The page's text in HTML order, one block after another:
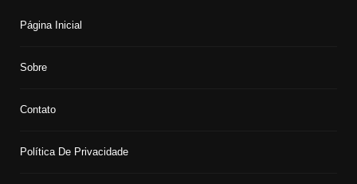
Página Inicial
Sobre
Contato
Política De Privacidade